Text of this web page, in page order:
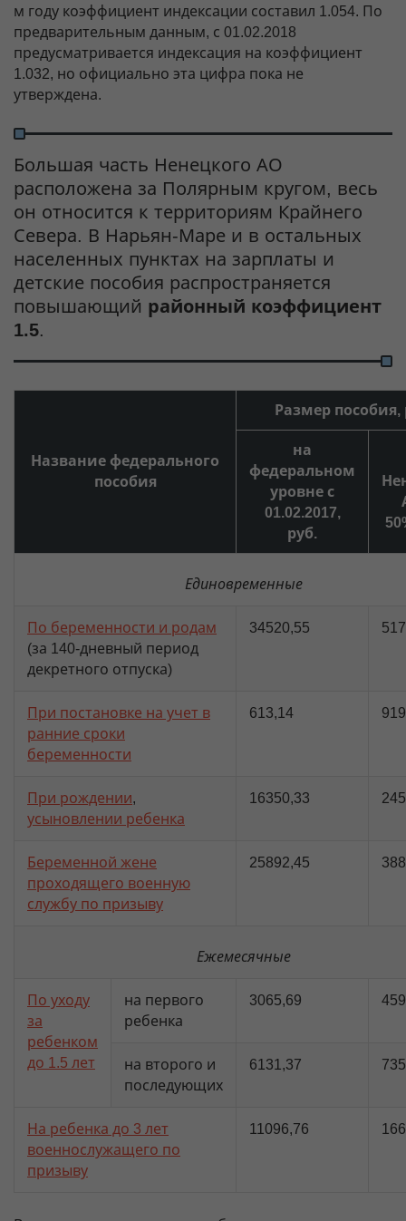
м году коэффициент индексации составил 1.054. По
предварительным данным, с 01.02.2018
предусматривается индексация на коэффициент
1.032, но официально эта цифра пока не
утверждена.
Большая часть Ненецкого АО
расположена за Полярным кругом, весь
он относится к территориям Крайнего
Севера. В Нарьян-Маре и в остальных
населенных пунктах на зарплаты и
детские пособия распространяется
повышающий районный коэффициент
1.5.
Название федерального
пособия
Размер пособия,
на
федеральном
уровне с
01.02.2017,
руб.
Единовременные
По беременности и родам
(за 140-дневный период
декретного отпуска)
34520,55
При постановке на учет в
ранние сроки
беременности
613,14
При рождении,
усыновлении ребенка
16350,33
Беременной жене
проходящего военную
службу по призыву
25892,45
Ежемесячные
По уходу
за
ребенком
до 1.5 лет
на первого
ребенка
3065,69
на второго и
последующих
6131,37
На ребенка до 3 лет
военнослужащего по
призыву
11096,76